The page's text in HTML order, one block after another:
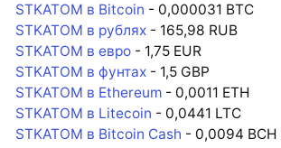
STKATOM в Bitcoin - 0,000031 BTC
STKATOM в рублях - 165,98 RUB
STKATOM в евро - 1,75 EUR
STKATOM в фунтах - 1,5 GBP
STKATOM в Ethereum - 0,0011 ETH
STKATOM в Litecoin - 0,0441 LTC
STKATOM в Bitcoin Cash - 0,0094 BCH